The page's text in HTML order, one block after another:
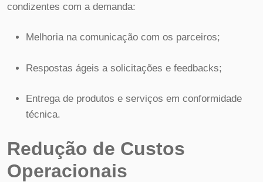
condizentes com a demanda:
Melhoria na comunicação com os parceiros;
Respostas ágeis a solicitações e feedbacks;
Entrega de produtos e serviços em conformidade
técnica.
Redução de Custos
Operacionais